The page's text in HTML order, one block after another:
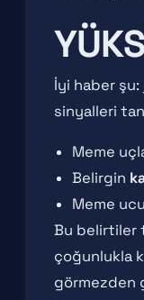
İyi haber
sinyalleri
Meme
Belirgin
Meme
Bu belirtiler
çoğunlukla
görmezden